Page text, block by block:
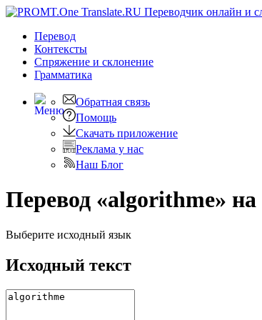
Перевод
Контексты
Спряжение и склонение
Грамматика
Обратная связь
Помощь
Скачать приложение
Реклама у нас
Наш Блог
Перевод «algorithme»
Выберите исходный язык
Исходный текст